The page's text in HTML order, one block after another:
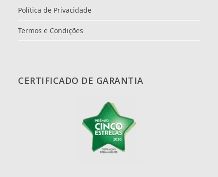
Política de Privacidade
Termos e Condições
CERTIFICADO DE GARANTIA